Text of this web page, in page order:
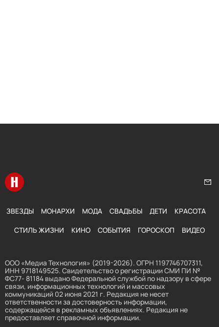
Перейти на главную
ЗВЕЗДЫ МОНАРХИ МОДА СВАДЬБЫ ДЕТИ КРАСОТА
СТИЛЬ ЖИЗНИ КИНО СОБЫТИЯ ГОРОСКОП ВИДЕО
ООО «Медиа Технология» (2019-2026). ОГРН 1197746707311,
ИНН 9718149525. Свидетельство о регистрации СМИ ПИ №
ФС77- 81184 выдано Федеральной службой по надзору в сфере
связи, информационных технологий и массовых
коммуникаций 02 июня 2021 г. Редакция не несет
ответственности за достоверность информации,
содержащейся в рекламных объявлениях. Редакция не
предоставляет справочной информации.